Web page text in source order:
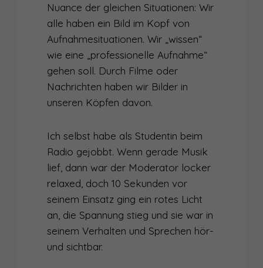
Nuance der gleichen Situationen: Wir
alle haben ein Bild im Kopf von
Aufnahmesituationen. Wir „wissen“
wie eine „professionelle Aufnahme“
gehen soll. Durch Filme oder
Nachrichten haben wir Bilder in
unseren Köpfen davon.
Ich selbst habe als Studentin beim
Radio gejobbt. Wenn gerade Musik
lief, dann war der Moderator locker
relaxed, doch 10 Sekunden vor
seinem Einsatz ging ein rotes Licht
an, die Spannung stieg und sie war in
seinem Verhalten und Sprechen hör-
und sichtbar.